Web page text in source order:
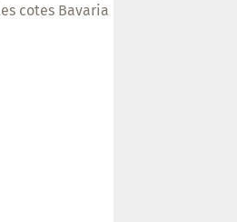
cotes Bavaria